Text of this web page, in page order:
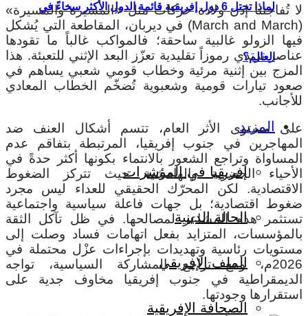
لماذا تحتل 6 دول إفريقية قائمة الدول الأكثر سخاءً في
العالم؟
المزيد
إفريقيا في المؤشرات
الحالة الدينية
الملف الإفريقي
الصحافة الإفريقية
لا تُفاجئنا إذن ولادة حركات مثل «المسيرة والمسيرة»
(March and March) في ديربان، المقاطعة التي يُشكل
فيها الزولو غالبية ساحقة؛ فالمواكب غالباً ما تقودها
عناصر ترتدي رموزاً تقليدية تعزّز البعد الإثني للتعبئة. هذا
المزج بين إثنية مرئية وخطاب قومي شعبي يساهم في
صعود تيارات قومية وشعبوية تُضخّم الخطاب المعادي
للأجانب.
على مستوى الأثر العام، تتسم أشكال العنف ضد
المهاجرين في جنوب إفريقيا، المرتبطة بتفاقم عدم
المساواة وتراجع الشعور بالانتماء بكونها أكثر حدةً في
الأحياء الحضرية والهامشية حيث تتركز الضغوط
الاقتصادية. لكن المحرّك الحقيقي للعداء ليس مجرد
ضغوط اقتصادية؛ بل جهات فاعلة سياسية واجتماعية
تستثمر هذه المشاعر لمصالحها. في ظل تآكل الثقة
بالمؤسسات، المتزايد بفعل اتهامات فساد وصلت إلى
مستويات رئاسية وتهديدات بإجراءات عزْل محتملة في
2026م، ومع تراجع المشاركة السياسية، تواجه
الديمقراطية في جنوب إفريقيا مخاوف جدية على
استقرارها وجودتها.